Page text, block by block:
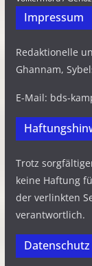
Impressum
Redaktionelle
Ghannam,
E-Mail: bds-
Trotz
keine Haftung
der verlinkten
verantwortlich.
Datenschutz